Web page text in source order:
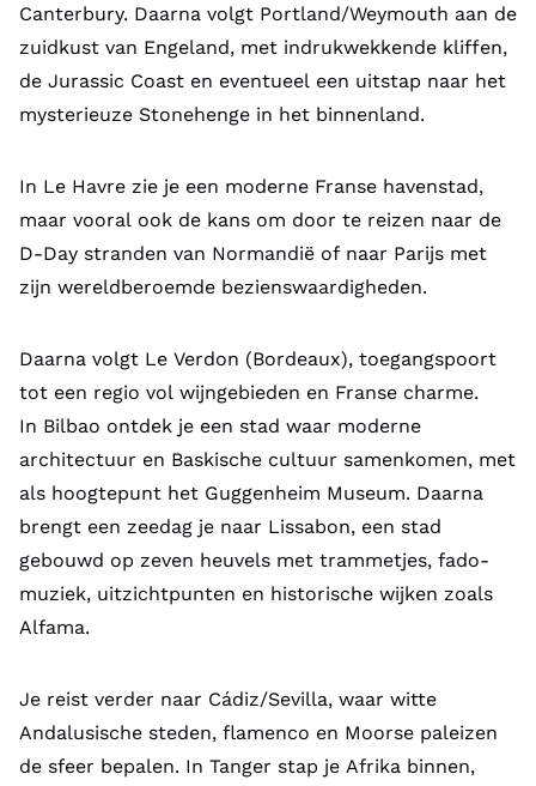
Canterbury. Daarna volgt Portland/Weymouth aan de
zuidkust van Engeland, met indrukwekkende kliffen,
de Jurassic Coast en eventueel een uitstap naar het
mysterieuze Stonehenge in het binnenland.
In Le Havre zie je een moderne Franse havenstad,
maar vooral ook de kans om door te reizen naar de
D-Day stranden van Normandië of naar Parijs met
zijn wereldberoemde bezienswaardigheden.
Daarna volgt Le Verdon (Bordeaux), toegangspoort
tot een regio vol wijngebieden en Franse charme.
In Bilbao ontdek je een stad waar moderne
architectuur en Baskische cultuur samenkomen, met
als hoogtepunt het Guggenheim Museum. Daarna
brengt een zeedag je naar Lissabon, een stad
gebouwd op zeven heuvels met trammetjes, fado-
muziek, uitzichtpunten en historische wijken zoals
Alfama.
Je reist verder naar Cádiz/Sevilla, waar witte
Andalusische steden, flamenco en Moorse paleizen
de sfeer bepalen. In Tanger stap je Afrika binnen,